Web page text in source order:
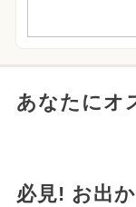
あなたにオ
必見! お出